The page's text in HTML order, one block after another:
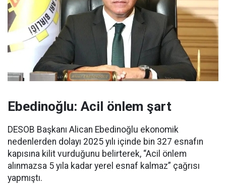
Ebedinoğlu: Acil önlem şart
DESOB Başkanı Alican Ebedinoğlu ekonomik
nedenlerden dolayı 2025 yılı içinde bin 327 esnafın
kapısına kilit vurduğunu belirterek, “Acil önlem
alınmazsa 5 yıla kadar yerel esnaf kalmaz” çağrısı
yapmıştı.